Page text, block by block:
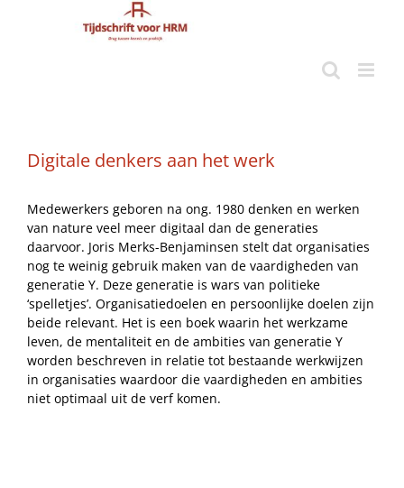
Digitale denkers aan het werk
Medewerkers geboren na ong. 1980 denken en werken
van nature veel meer digitaal dan de generaties
daarvoor. Joris Merks-Benjaminsen stelt dat organisaties
nog te weinig gebruik maken van de vaardigheden van
generatie Y. Deze generatie is wars van politieke
‘spelletjes’. Organisatiedoelen en persoonlijke doelen zijn
beide relevant. Het is een boek waarin het werkzame
leven, de mentaliteit en de ambities van generatie Y
worden beschreven in relatie tot bestaande werkwijzen
in organisaties waardoor die vaardigheden en ambities
niet optimaal uit de verf komen.